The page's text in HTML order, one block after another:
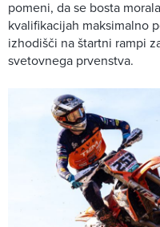
pomeni, da se bosta
kvalifikacijah maksimalno
izhodišči na štartni rampi
svetovnega prvenstva.